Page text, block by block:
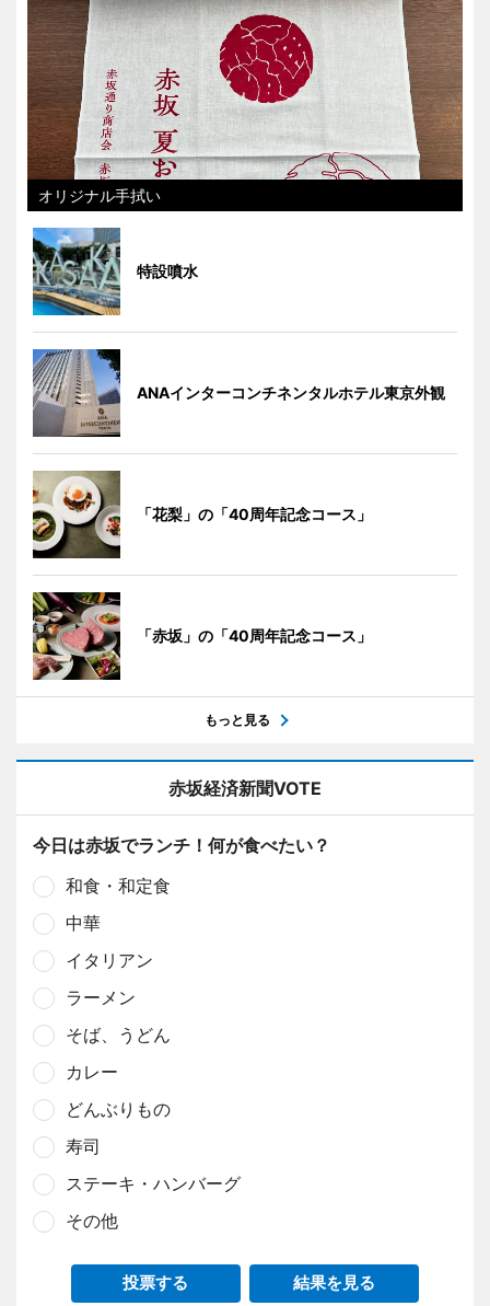
オリジナル手拭い
特設噴水
ANAインターコンチネンタルホテル東京外観
「花梨」の「40周年記念コース」
「赤坂」の「40周年記念コース」
もっと見る
赤坂経済新聞VOTE
今日は赤坂でランチ！何が食べたい？
和食・和定食
中華
イタリアン
ラーメン
そば、うどん
カレー
どんぶりもの
寿司
ステーキ・ハンバーグ
その他
投票する 結果を見る